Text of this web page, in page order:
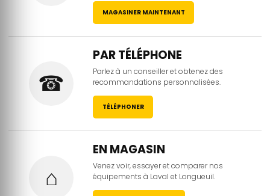
MAGASINER MAINTENANT
☎
PAR TÉLÉPHONE
Parlez à un conseiller et obtenez des
recommandations personnalisées.
TÉLÉPHONER
⌂
EN MAGASIN
Venez voir, essayer et comparer nos
équipements à Laval et Longueuil.